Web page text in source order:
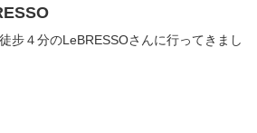
步４分のLeBRESSOさんに行ってきまし